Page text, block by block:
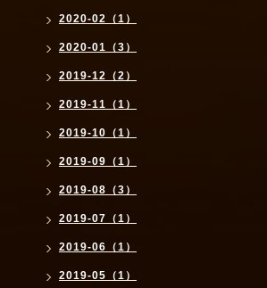
2020-02（1）
2020-01（3）
2019-12（2）
2019-11（1）
2019-10（1）
2019-09（1）
2019-08（3）
2019-07（1）
2019-06（1）
2019-05（1）